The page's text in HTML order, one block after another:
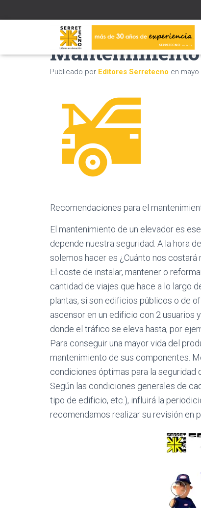
Publicado por Editores Serretecno en mayo
Recomendaciones para el
El mantenimiento de un elevador es
depende nuestra seguridad. A la hora
solemos hacer es ¿Cuánto nos costará
El coste de instalar, mantener o
cantidad de viajes que hace a lo largo
plantas, si son edificios públicos o de
ascensor en un edificio con 2 usuarios
donde el tráfico se eleva hasta, por
Para conseguir una mayor vida del
mantenimiento de sus componentes.
condiciones óptimas para la seguridad
Según las condiciones generales de
tipo de edificio, etc.), influirá la
recomendamos realizar su revisión en